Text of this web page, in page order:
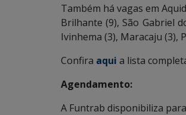
Também há vagas em
Brilhante (9), São Gabriel
Ivinhema (3), Maracaju (3),
Confira aqui a lista
Agendamento:
A Funtrab disponibiliza